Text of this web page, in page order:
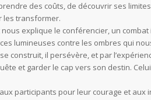
des coûts, de découvrir ses
les transformer.
nous explique le conférencier, un
lumineuses contre les ombres qui
construit, il persévère, et par
et garder le cap vers son destin.
participants pour leur courage et